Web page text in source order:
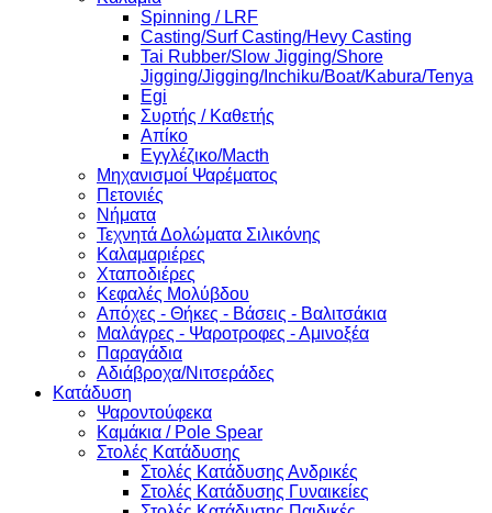
Spinning / LRF
Casting/Surf Casting/Hevy Casting
Tai Rubber/Slow Jigging/Shore
Jigging/Jigging/Inchiku/Boat/Kabura/Tenya
Egi
Συρτής / Καθετής
Απίκο
Εγγλέζικο/Macth
Μηχανισμοί Ψαρέματος
Πετονιές
Νήματα
Τεχνητά Δολώματα Σιλικόνης
Καλαμαριέρες
Χταποδιέρες
Κεφαλές Μολύβδου
Απόχες - Θήκες - Βάσεις - Βαλιτσάκια
Μαλάγρες - Ψαροτροφες - Αμινοξέα
Παραγάδια
Αδιάβροχα/Νιτσεράδες
Κατάδυση
Ψαροντούφεκα
Καμάκια / Pole Spear
Στολές Κατάδυσης
Στολές Κατάδυσης Ανδρικές
Στολές Κατάδυσης Γυναικείες